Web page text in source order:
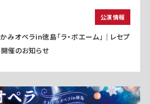
公演情報
みオペラin徳島「ラ・ボエーム」｜レセプ
催のお知らせ